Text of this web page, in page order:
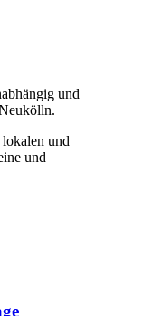
und
und
und